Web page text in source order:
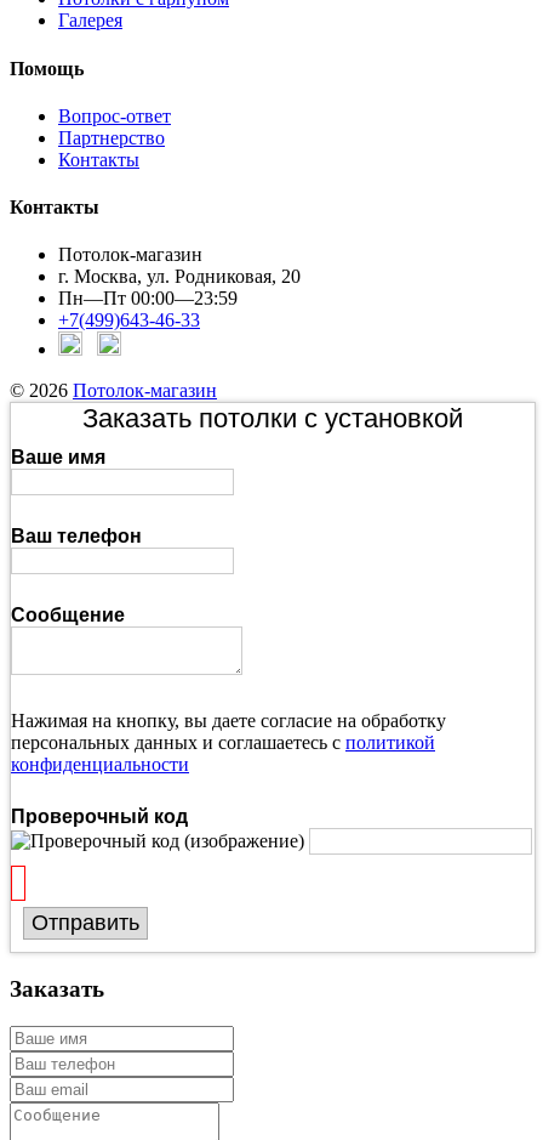
Галерея
Помощь
Вопрос-ответ
Партнерство
Контакты
Контакты
Потолок-магазин
г. Москва, ул. Родниковая, 20
Пн—Пт 00:00—23:59
+7(499)643-46-33
© 2026 Потолок-магазин
Заказать потолки с установкой
Ваше имя
Ваш телефон
Сообщение
Нажимая на кнопку, вы даете согласие на обработку
персональных данных и соглашаетесь с политикой
конфиденциальности
Проверочный код
Отправить
Заказать